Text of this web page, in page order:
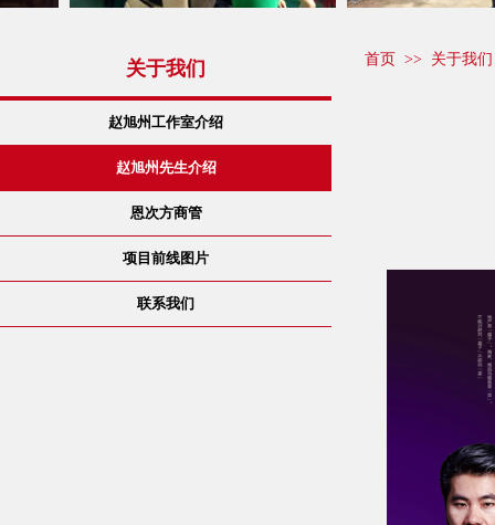
关于我们
赵旭州工作室介绍
赵旭州先生介绍
恩次方商管
项目前线图片
联系我们
首页 >> 关于我们